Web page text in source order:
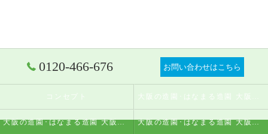
0120-466-676 お問い合わせはこちら
コンセプト
大阪の造園･はなまる造園 大阪店の評判 大阪の造園･はなまる造園 大阪店のお客様の声